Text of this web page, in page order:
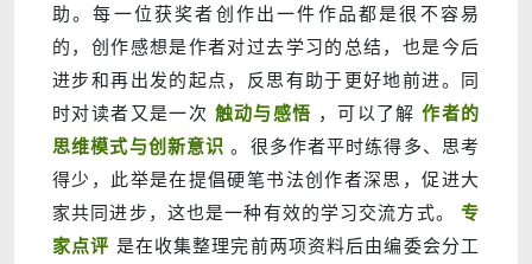
助。每一位获奖者创作出一件作品都是很不容易
的，创作感想是作者对过去学习的总结，也是今后
进步和再出发的起点，反思有助于更好地前进。同
时对读者又是一次 触动与感悟 ，可以了解作者的
思维模式与创新意识。很多作者平时练得多、思考
得少，此举是在提倡硬笔书法创作者深思，促进大
家共同进步，这也是一种有效的学习交流方式。 专
家点评 是在收集整理完前两项资料后由编委会分工